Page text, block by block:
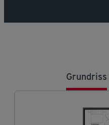
Grundriss